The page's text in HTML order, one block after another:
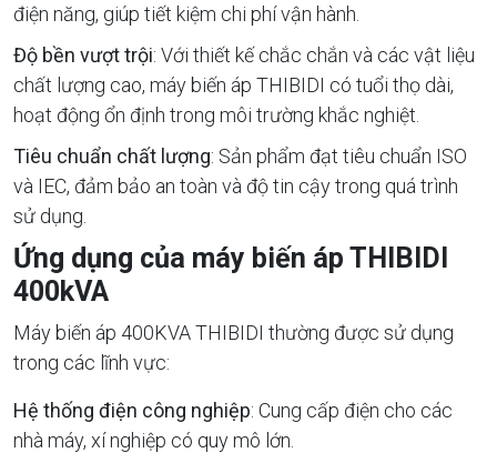
điện năng, giúp tiết kiệm chi phí vận hành.
Độ bền vượt trội: Với thiết kế chắc chắn và các vật liệu
chất lượng cao, máy biến áp THIBIDI có tuổi thọ dài,
hoạt động ổn định trong môi trường khắc nghiệt.
Tiêu chuẩn chất lượng: Sản phẩm đạt tiêu chuẩn ISO
và IEC, đảm bảo an toàn và độ tin cậy trong quá trình
sử dụng.
Ứng dụng của máy biến áp THIBIDI
400kVA
Máy biến áp 400KVA THIBIDI thường được sử dụng
trong các lĩnh vực:
Hệ thống điện công nghiệp: Cung cấp điện cho các
nhà máy, xí nghiệp có quy mô lớn.